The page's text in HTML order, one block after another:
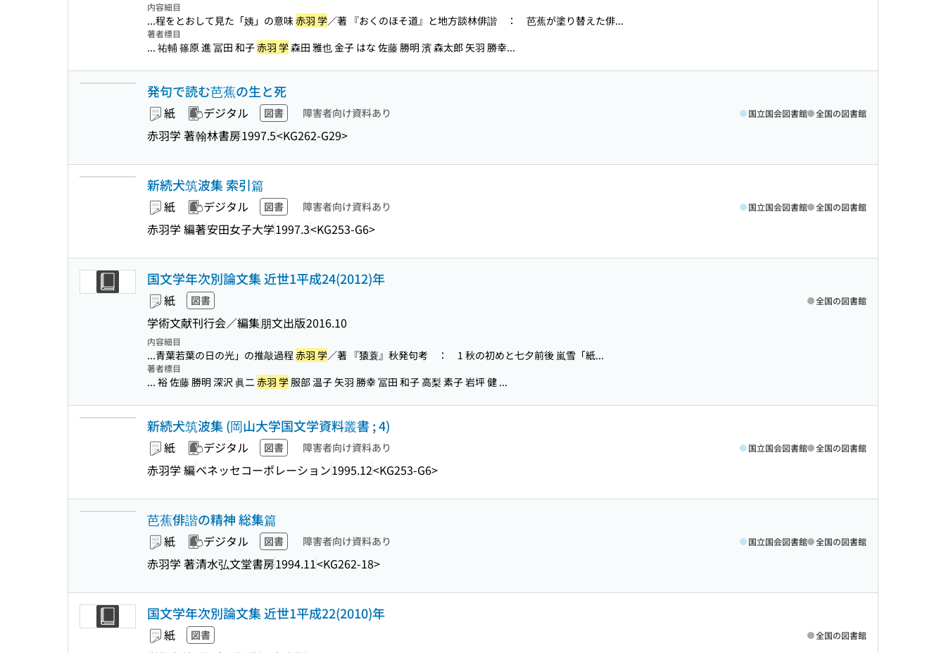
内容細目
...程をとおして見た「姨」の意味赤羽 学／著 『おくのほそ道』と地方談林俳諧 ： 芭蕉が塗り替えた俳...
著者標目
... 祐輔 篠原 進 冨田 和子赤羽 学森田 雅也 金子 はな 佐藤 勝明 濱 森太郎 矢羽 勝幸...
発句で読む芭蕉の生と死
紙 デジタル 図書 障害者向け資料あり
赤羽学 著翰林書房1997.5<KG262-G29>
国立国会図書館 全国の図書館
新続犬筑波集 索引篇
紙 デジタル 図書 障害者向け資料あり
赤羽学 編著安田女子大学1997.3<KG253-G6>
国立国会図書館 全国の図書館
国文学年次別論文集 近世1平成24(2012)年
紙 図書
学術文献刊行会／編集朋文出版2016.10
全国の図書館
内容細目
...青葉若葉の日の光」の推敲過程赤羽 学／著 『猿蓑』秋発句考 ： 1 秋の初めと七夕前後 嵐雪「紙...
著者標目
... 裕 佐藤 勝明 深沢 眞二赤羽 学服部 温子 矢羽 勝幸 冨田 和子 高梨 素子 岩坪 健 ...
新続犬筑波集 (岡山大学国文学資料叢書 ; 4)
紙 デジタル 図書 障害者向け資料あり
赤羽学 編ベネッセコーポレーション1995.12<KG253-G6>
国立国会図書館 全国の図書館
芭蕉俳諧の精神 総集篇
紙 デジタル 図書 障害者向け資料あり
赤羽学 著清水弘文堂書房1994.11<KG262-18>
国立国会図書館 全国の図書館
国文学年次別論文集 近世1平成22(2010)年
紙 図書 全国の図書館